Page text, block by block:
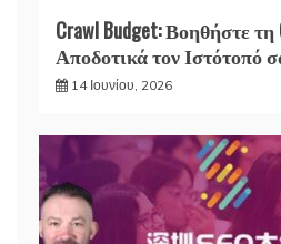
Crawl Budget: Βοηθήστε
Αποδοτικά τον Ιστότοπό
14 Ιουνίου, 2026